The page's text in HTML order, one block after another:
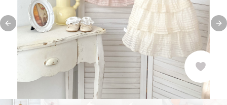
Previous slide